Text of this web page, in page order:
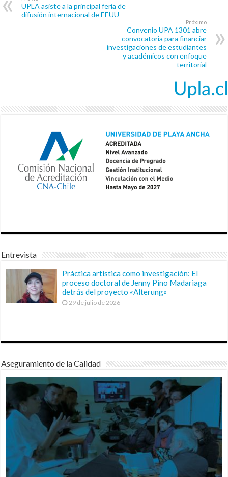
UPLA asiste a la principal feria de
difusión internacional de EEUU
Próximo
Convenio UPA 1301 abre
convocatoria para financiar
investigaciones de estudiantes
y académicos con enfoque
territorial
Entrevista
Práctica artística como investigación: El
proceso doctoral de Jenny Pino Madariaga
detrás del proyecto «Alterung»
29 de julio de 2026
Aseguramiento de la Calidad